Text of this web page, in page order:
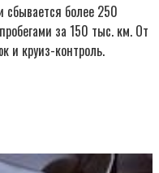
сбывается более 250
за 150 тыс. км. От
и круиз-контроль.